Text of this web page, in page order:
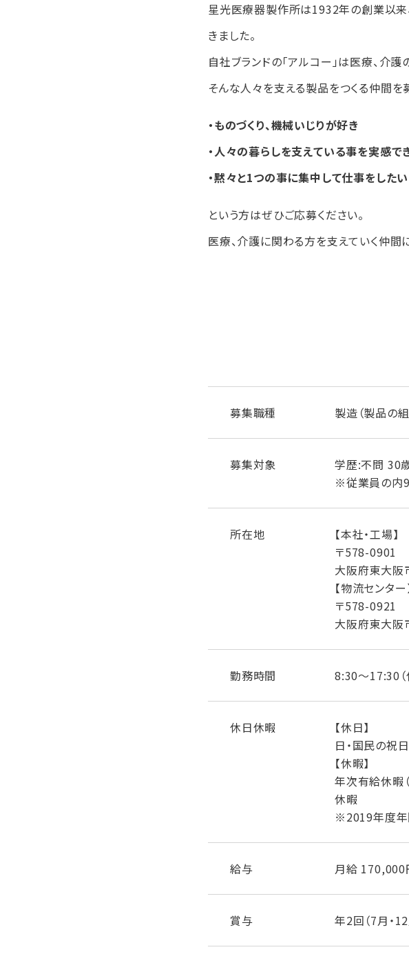
星光医療器製作所は1932年の創業以来
きました。
自社ブランドの「アルコー」は医療、介
そんな人々を支える製品をつくる仲間を
・ものづくり、機械いじりが好き
・人々の暮らしを支えている事を実感で
・黙々と1つの事に集中して仕事をしたい
という方はぜひご応募ください。
医療、介護に関わる方を支えていく仲間
募集職種 製造（製品の
募集対象
学歴:不問 30
※従業員の内
所在地
【本社・工場】
〒578-0901
大阪府東大阪
【物流センター
〒578-0921
大阪府東大
勤務時間 8:30〜17:30
休日休暇
【休日】
日・国民の祝
【休暇】
年次有給休暇
休暇
※2019年度
給与 月給 170,000
賞与 年2回（7月・12